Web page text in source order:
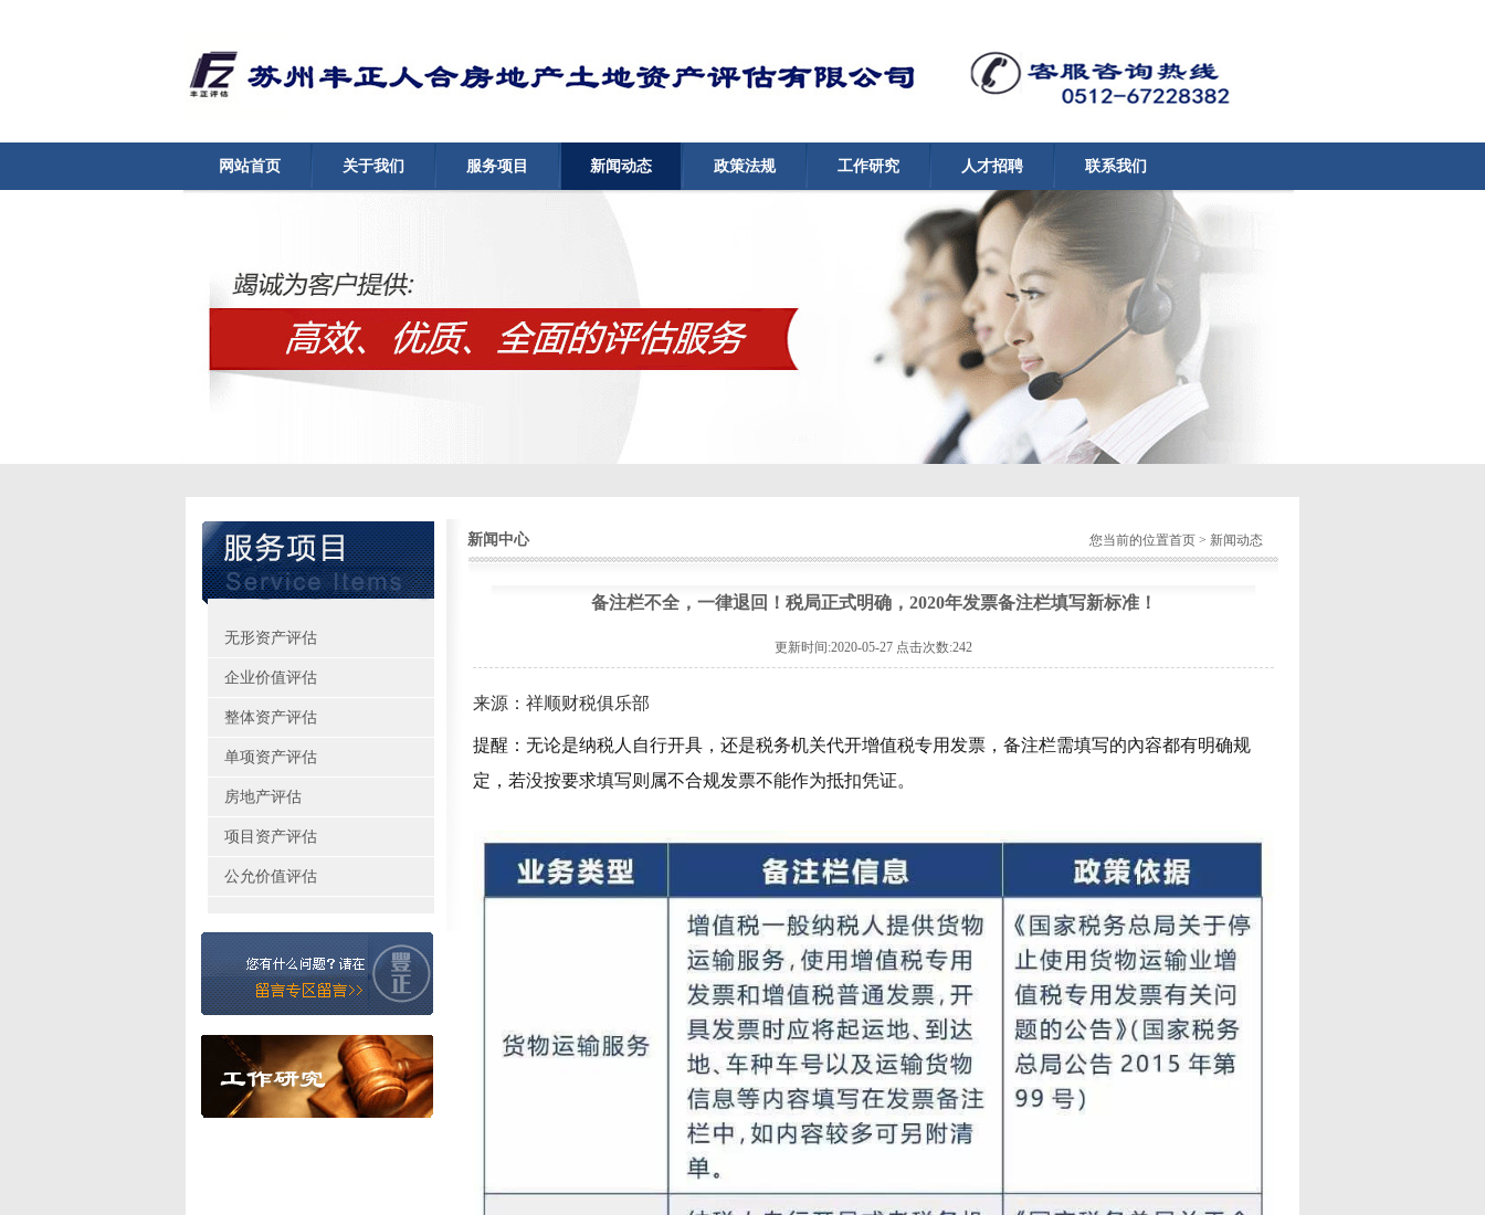
网站首页 关于我们 服务项目 新闻动态 政策法规 工作研究 人才招聘 联系我们
无形资产评估
企业价值评估
整体资产评估
单项资产评估
房地产评估
项目资产评估
公允价值评估
您当前的位置首页 > 新闻动态
新闻中心
备注栏不全，一律退回！税局正式明确，2020年发票备注栏填写新标准！
更新时间:2020-05-27 点击次数:242
来源：祥顺财税俱乐部
提醒： 无论是纳税人自行开具，还是税务机关代开增值税专用发票，备注栏需填写的內容都有明确规
定，若没按要求填写则属不合规发票不能作为抵扣凭证。